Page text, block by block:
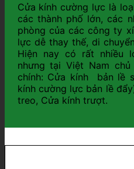
Cửa kính cường lực là
các thành phố lớn, các
phòng của các công ty
lực dễ thay thế, di
Hiện nay có rất nhiều
nhưng tại Việt Nam
chính: Cửa kính bản lề
kính cường lực bản lề
treo, Cửa kính trượt.